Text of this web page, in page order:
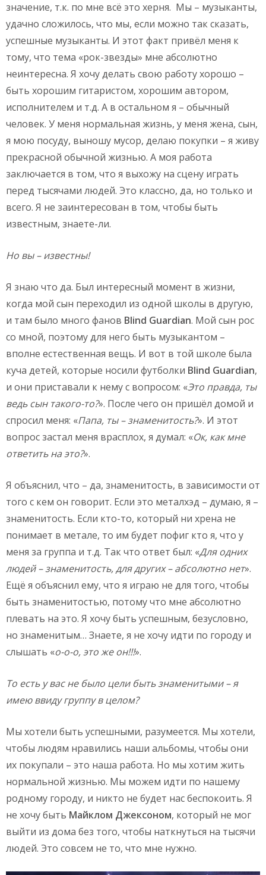
значение, т.к. по мне всё это херня. Мы – музыканты,
удачно сложилось, что мы, если можно так сказать,
успешные музыканты. И этот факт привёл меня к
тому, что тема «рок-звезды» мне абсолютно
неинтересна. Я хочу делать свою работу хорошо –
быть хорошим гитаристом, хорошим автором,
исполнителем и т.д. А в остальном я – обычный
человек. У меня нормальная жизнь, у меня жена, сын,
я мою посуду, выношу мусор, делаю покупки – я живу
прекрасной обычной жизнью. А моя работа
заключается в том, что я выхожу на сцену играть
перед тысячами людей. Это классно, да, но только и
всего. Я не заинтересован в том, чтобы быть
известным, знаете-ли.
Но вы– известны!
Я знаю что да. Был интересный момент в жизни,
когда мой сын переходил из одной школы в другую,
и там было много фанов Blind Guardian. Мой сын рос
со мной, поэтому для него быть музыкантом –
вполне естественная вещь. И вот в той школе была
куча детей, которые носили футболки Blind Guardian,
и они приставали к нему с вопросом: «Это правда, ты
ведь сын такого-то?». После чего он пришёл домой и
спросил меня: «Папа, ты – знаменитость?». И этот
вопрос застал меня врасплох, я думал: «Ок, как мне
ответить на это?».
Я объяснил, что – да, знаменитость, в зависимости от
того с кем он говорит. Если это металхэд – думаю, я –
знаменитость. Если кто-то, который ни хрена не
понимает в метале, то им будет пофиг кто я, что у
меня за группа и т.д. Так что ответ был: «Для одних
людей – знаменитость, для других – абсолютно нет».
Ещё я объяснил ему, что я играю не для того, чтобы
быть знаменитостью, потому что мне абсолютно
плевать на это. Я хочу быть успешным, безусловно,
но знаменитым… Знаете, я не хочу идти по городу и
слышать «о-о-о, это же он!!!».
То есть у вас не было цели быть знаменитыми – я
имею ввиду группу в целом?
Мы хотели быть успешными, разумеется. Мы хотели,
чтобы людям нравились наши альбомы, чтобы они
их покупали – это наша работа. Но мы хотим жить
нормальной жизнью. Мы можем идти по нашему
родному городу, и никто не будет нас беспокоить. Я
не хочу быть Майклом Джексоном, который не мог
выйти из дома без того, чтобы наткнуться на тысячи
людей. Это совсем не то, что мне нужно.